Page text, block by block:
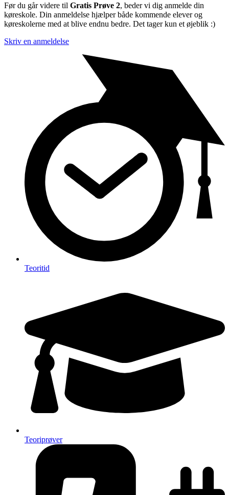
Før du går videre til Gratis Prøve 2, beder vi dig anmelde din
køreskole. Din anmeldelse hjælper både kommende elever og
køreskolerne med at blive endnu bedre. Det tager kun et øjeblik :)
Skriv en anmeldelse
Teoritid
Teoriprøver